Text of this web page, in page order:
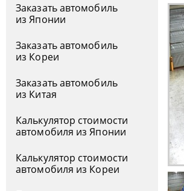
Заказать автомобиль
из Японии
Заказать автомобиль
из Кореи
Заказать автомобиль
из Китая
Калькулятор стоимости
автомобиля из Японии
Калькулятор стоимости
автомобиля из Кореи